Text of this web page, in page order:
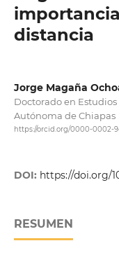
distancia
Jorge Magaña
Doctorado en
Autónoma de Chiapas
https://orcid.org/0000-0002-
DOI: https://doi.org/
RESUMEN